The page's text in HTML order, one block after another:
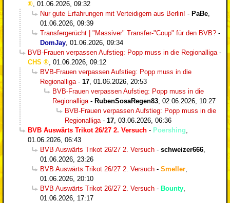
01.06.2026, 09:32
Nur gute Erfahrungen mit Verteidigern aus Berlin! - PaBe
01.06.2026, 09:39
Transfergerücht | "Massiver" Transfer-"Coup" für den BVB? -
DomJay 01.06.2026, 09:34
BVB-Frauen verpassen Aufstieg: Popp muss in die Regionalliga -
CHS
01.06.2026, 09:12
BVB-Frauen verpassen Aufstieg: Popp muss in die
Regionalliga - 17 01.06.2026, 20:53
BVB-Frauen verpassen Aufstieg: Popp muss in die
Regionalliga - RubenSosaRegen83 02.06.2026, 10:27
BVB-Frauen verpassen Aufstieg: Popp muss in die
Regionalliga - 17 03.06.2026, 06:36
BVB Auswärts Trikot 26/27 2. Versuch - Poershing
01.06.2026, 06:43
BVB Auswärts Trikot 26/27 2. Versuch - schweizer666
01.06.2026, 23:26
BVB Auswärts Trikot 26/27 2. Versuch - Smeller
01.06.2026, 20:10
BVB Auswärts Trikot 26/27 2. Versuch - Bounty
01.06.2026, 17:17